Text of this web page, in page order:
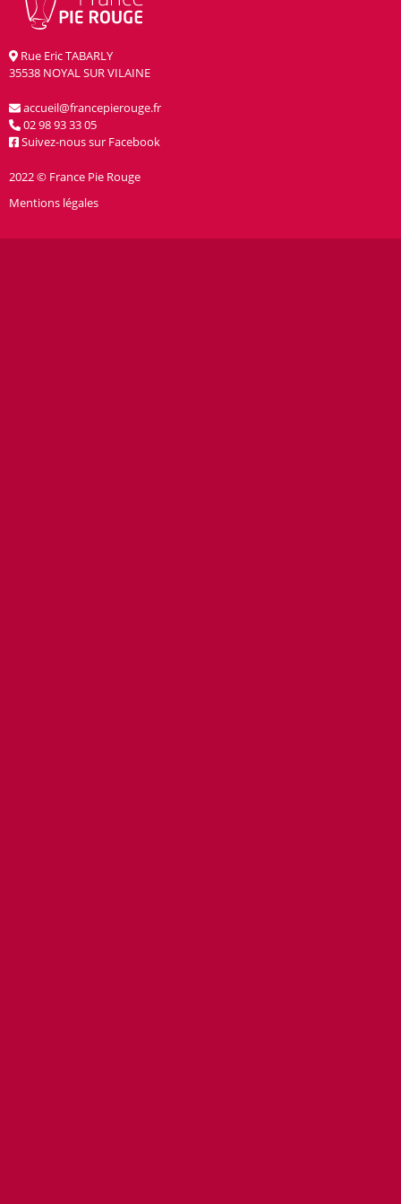
Rue Eric TABARLY
35538 NOYAL SUR VILAINE
accueil@francepierouge.fr
02 98 93 33 05
Suivez-nous sur Facebook
2022 © France Pie Rouge
Mentions légales